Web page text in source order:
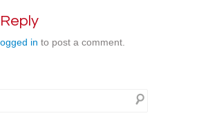
in to post a comment.